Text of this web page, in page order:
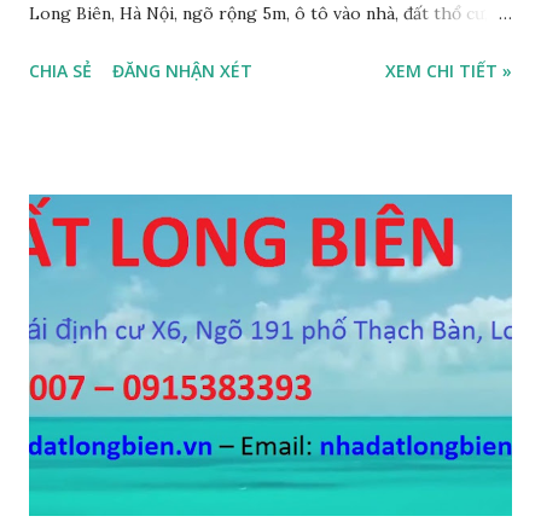
Long Biên, Hà Nội, ngõ rộng 5m, ô tô vào nhà, đất thổ cư,
BÁN: 4.2 TỶ, có thương lượng; 2. CẦN BÁN GẤP đất ngõ 134
564 Nguyễn Văn Cừ, Gia Thụy, ô tô cách 15m, DT 112m2, MT
11m, chia 3 suất, hướng Đông Nam, SĐCC, giá bán: 5,7 tỷ, có
thương lượng 4. CẦN BÁN GẤP đất mặt hồ Cự Khối, gần cầu
Thanh Trì, mặt hồ rộng 2ha, đường 6m, DT 110m2, MT 6m,
hướng Tây Nam, SĐCC, giá bán: 5.5 tỷ, có thương lượng; 5.
CẦN BÁN GẤP đất đấu giá A1A2A3 Cự Khối, gần cầu Thanh
Trì, đường 8.5m, DT 66m2, MT 5.5m, hướng Đông Bắc, SĐCC,
giá bán: 4.2 tỷ, có thương lượng; 6. CẦN BÁN GẤP đất Ngõ 38
phố Tư Đình, gần đường Cổ Linh, ngõ 3m, DT...
CHIA SẺ ĐĂNG NHẬN XÉT XEM CHI TIẾT »